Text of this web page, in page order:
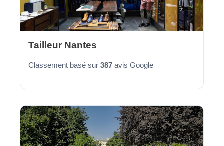
Tailleur Nantes
Classement basé sur 387 avis Google